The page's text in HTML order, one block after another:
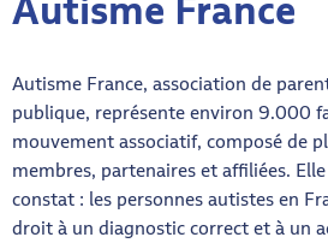
Autisme France, association de
publique, représente environ 9.000
mouvement associatif, composé de
membres, partenaires et affiliées.
constat : les personnes autistes en
droit à un diagnostic correct et à un